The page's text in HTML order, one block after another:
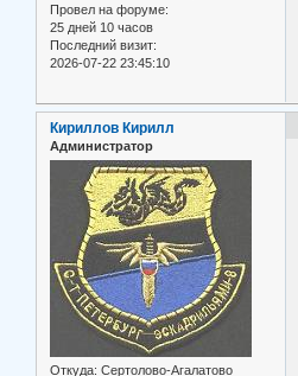
Провел на форуме:
25 дней 10 часов
Последний визит:
2026-07-22 23:45:10
Кириллов Кирилл
Администратор
Откуда: Сертолово-Агалатово